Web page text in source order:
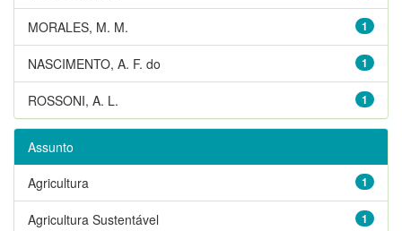
1
MORALES, M. M.
1
NASCIMENTO, A. F. do
1
ROSSONI, A. L.
Assunto
1
Agricultura
1
Agricultura Sustentável